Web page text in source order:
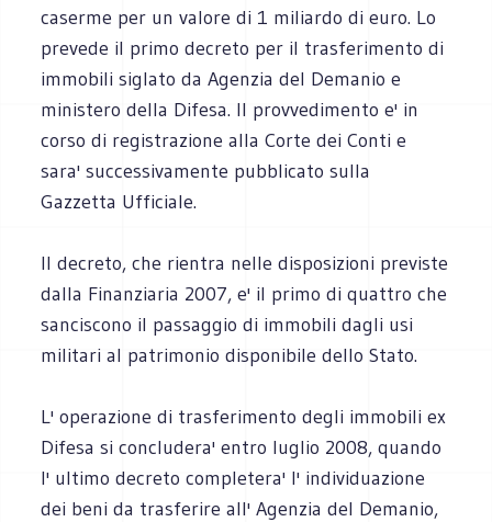
caserme per un valore di 1 miliardo di euro. Lo
prevede il primo decreto per il trasferimento di
immobili siglato da Agenzia del Demanio e
ministero della Difesa. Il provvedimento e' in
corso di registrazione alla Corte dei Conti e
sara' successivamente pubblicato sulla
Gazzetta Ufficiale.
Il decreto, che rientra nelle disposizioni previste
dalla Finanziaria 2007, e' il primo di quattro che
sanciscono il passaggio di immobili dagli usi
militari al patrimonio disponibile dello Stato.
L' operazione di trasferimento degli immobili ex
Difesa si concludera' entro luglio 2008, quando
l' ultimo decreto completera' l' individuazione
dei beni da trasferire all' Agenzia del Demanio,